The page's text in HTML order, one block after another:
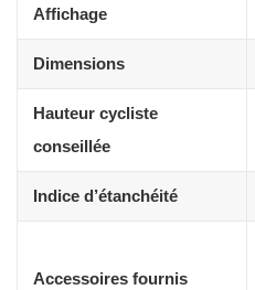
Affichage
Dimensions
Hauteur cycliste
conseillée
Indice d’étanchéité
Accessoires fournis